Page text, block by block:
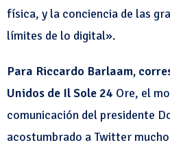
física, y la conciencia de las
límites de lo digital».
Para Riccardo Barlaam,
Unidos de Il Sole 24 Ore, el
comunicación del presidente
acostumbrado a Twitter